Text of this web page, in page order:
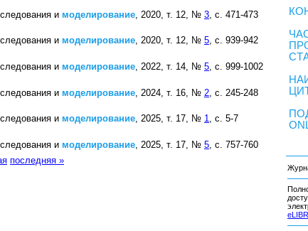
и моделирование , 2020, т. 12, № 3 , с. 471-473
и моделирование, 2020, т. 12, № 5, с. 939-942
и моделирование , 2022, т. 14, № 5 , с. 999-1002
и моделирование , 2024, т. 16, № 2 , с. 245-248
и моделирование, 2025, т. 17, № 1, с. 5-7
и моделирование , 2025, т. 17, № 5 , с. 757-760
последняя »